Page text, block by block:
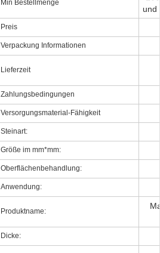
Min Bestellmenge
und
Preis
Verpackung Informationen
Lieferzeit
Zahlungsbedingungen
Versorgungsmaterial-Fähigkeit
Steinart:
Größe im mm*mm:
Oberflächenbehandlung:
Anwendung:
Produktname:
Dicke: